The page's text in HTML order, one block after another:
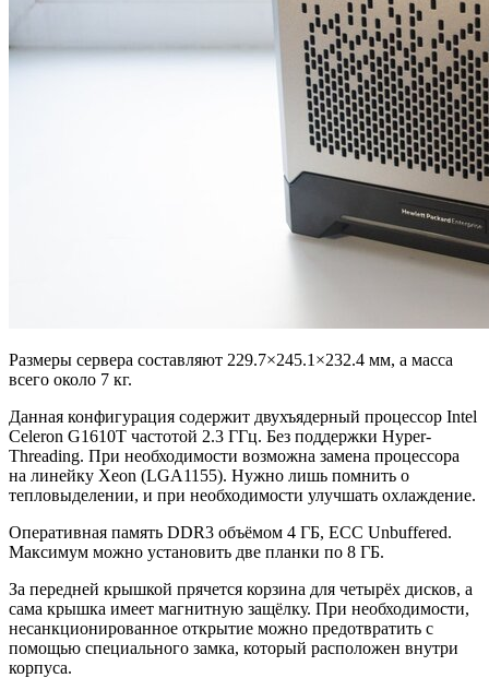
Размеры сервера составляют 229.7×245.1×232.4 мм, а масса
всего около 7 кг.
Данная конфигурация содержит двухъядерный процессор Intel
Celeron G1610T частотой 2.3 ГГц. Без поддержки Hyper-
Threading. При необходимости возможна замена процессора
на линейку Xeon (LGA1155). Нужно лишь помнить о
тепловыделении, и при необходимости улучшать охлаждение.
Оперативная память DDR3 объёмом 4 ГБ, ECC Unbuffered.
Максимум можно установить две планки по 8 ГБ.
За передней крышкой прячется корзина для четырёх дисков, а
сама крышка имеет магнитную защёлку. При необходимости,
несанкционированное открытие можно предотвратить с
помощью специального замка, который расположен внутри
корпуса.